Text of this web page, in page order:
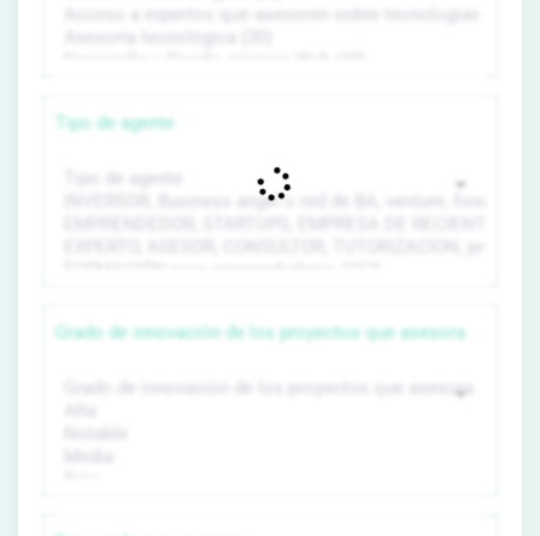
Tipo de agente
Grado de innovación de los proyectos que asesora